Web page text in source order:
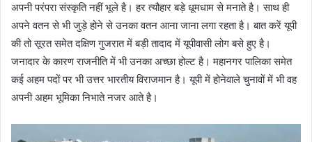
n
e
m
a
i
l
अपनी परंपरा संस्कृति नहीं भूले है। हर त्यौहार बड़े धूमधाम से मनाते है। साथ ही
अपने वतन से भी जुड़े होने से उनका वतन आना जाना लगा रहता है। बात करें यूपी
की तो सूरत समेत दक्षिण गुजरात में बड़ी तादाद में यूपीवासी लोग बसे हुए है।
जनादार के कारण राजनीति में भी उनका अच्छा होल्ट है। महानगर पालिका समेत
कई अहम पदों पर भी उत्तर भारतीय विराजमान है। यूपी में होनेवाले चुनावों में भी वह
अपनी अहम भूमिका निभाते नजर आते है।